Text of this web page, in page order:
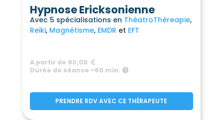
Hypnose Ericksonienne
Avec 5 spécialisations en ThéatroThéreapie
Reiki Magnétisme EMDR EFT
A partir de 90,00
Durée de séance ~60 min.
PRENDRE RDV AVEC CE THÉRAPEUTE